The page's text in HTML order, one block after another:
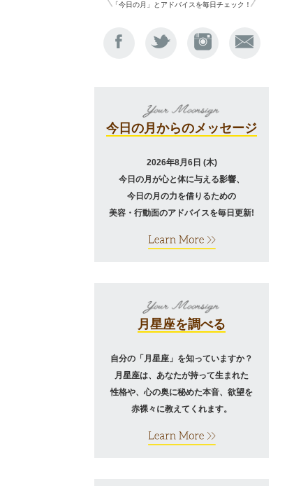
「今日の月」とアドバイスを毎日チェック！
今日の月からのメッセージ
2026年8月6日 (木)
今日の月が心と体に与える影響、
今日の月の力を借りるための
美容・行動面のアドバイスを毎日更新!
月星座を調べる
自分の「月星座」を知っていますか？
月星座は、あなたが持って生まれた
性格や、心の奥に秘めた本音、欲望を
赤裸々に教えてくれます。